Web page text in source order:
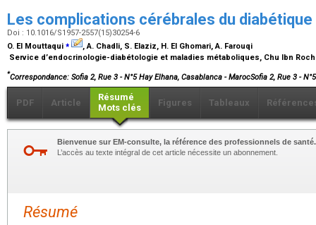
Les complications cérébrales du
Doi : 10.1016/S1957-2557(15)30254-6
O. El Mouttaqui ⁎
, A. Chadli, S. Elaziz, H. El Ghomari, A. Farouqi
Service d’endocrinologie-diabétologie et maladies métaboliques, Chu Ibn
*Correspondance: Sofia 2, Rue 3 - N°5 Hay Elhana, Casablanca - MarocSofia 2, Rue 3 -
PDF Article
Résumé
Mots clés
Figures Tableaux
Bienvenue sur EM-consulte, la référence des professionnels de santé.
L’accès au texte intégral de cet article nécessite un abonnement.
Résumé